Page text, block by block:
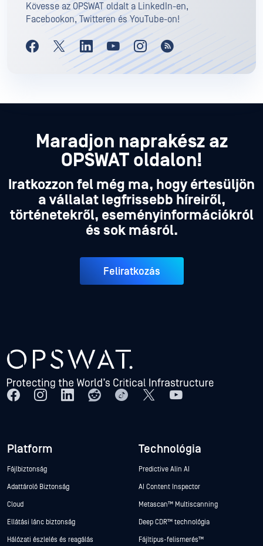
Kövesse az OPSWAT oldalt a LinkedIn-en,
Facebookon, Twitteren és YouTube-on!
Maradjon naprakész az
OPSWAT oldalon!
Iratkozzon fel még ma, hogy értesüljön
a vállalat legfrissebb híreiről,
történetekről, eseményinformációkról
és sok másról.
Feliratkozás
Platform
Fájlbiztonság
Adattároló Biztonság
Cloud
Ellátási lánc biztonság
Hálózati észlelés és reagálás
Technológia
Predictive Alin AI
AI Content Inspector
Metascan™ Multiscanning
Deep CDR™ technológia
Fájltípus-felismerés™